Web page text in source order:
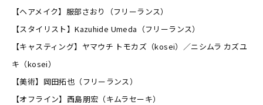
【ヘアメイク】服部さおり（フリーランス）
【スタイリスト】Kazuhide Umeda（フリーランス）
【キャスティング】ヤマウチ トモカズ（kosei）／ニシムラ カズユ
キ（kosei）
【美術】岡田拓也（フリーランス）
【オフライン】西島朋宏（キムラセーキ）